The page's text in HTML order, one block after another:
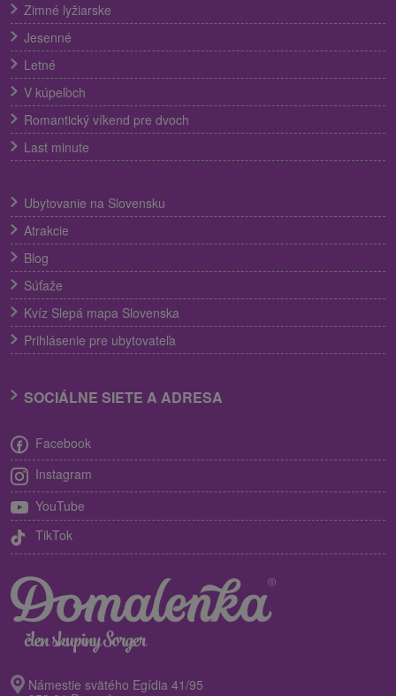
Zimné lyžiarske
Jesenné
Letné
V kúpeľoch
Romantický víkend pre dvoch
Last minute
Ubytovanie na Slovensku
Atrakcie
Blog
Súťaže
Kvíz Slepá mapa Slovenska
Prihlásenie pre ubytovateľa
SOCIÁLNE SIETE A ADRESA
Facebook
Instagram
YouTube
TikTok
Námestie svätého Egídia 41/95